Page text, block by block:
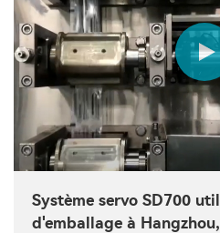
Système servo SD700
d'emballage à